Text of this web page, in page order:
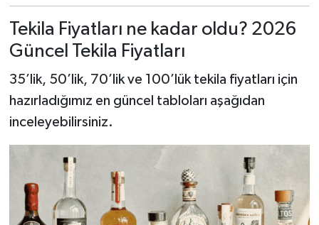
Tekila Fiyatları ne kadar oldu? 2026
Güncel Tekila Fiyatları
35’lik, 50’lik, 70’lik ve 100’lük tekila fiyatları için
hazırladığımız en güncel tabloları aşağıdan
inceleyebilirsiniz.